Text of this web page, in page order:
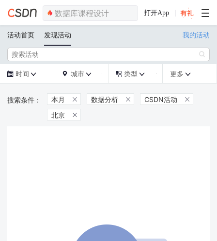
打开App
活动首页 发现活动 我的活动

 时间   城市   类型  更多 
本月  数据分析  CSDN活动 
北京 